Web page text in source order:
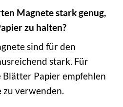
Magnete stark genug,
zu halten?
sind für den
stark. Für
Papier empfehlen
verwenden.